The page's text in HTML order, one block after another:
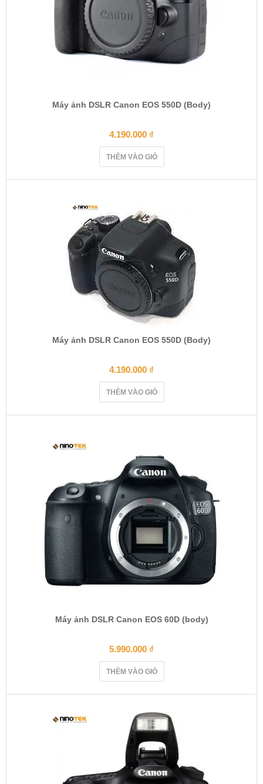
Máy ảnh DSLR Canon EOS 550D (Body)
4.190.000 ₫
THÊM VÀO GIỎ
Máy ảnh DSLR Canon EOS 550D (Body)
4.190.000 ₫
THÊM VÀO GIỎ
Máy ảnh DSLR Canon EOS 60D (body)
5.990.000 ₫
THÊM VÀO GIỎ